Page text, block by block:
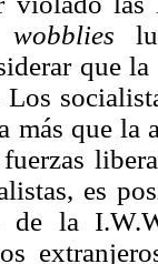
wobblies
que
más que la
es
de la